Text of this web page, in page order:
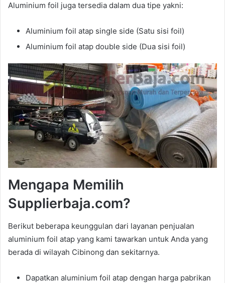
Aluminium foil juga tersedia dalam dua tipe yakni:
Aluminium foil atap single side (Satu sisi foil)
Aluminium foil atap double side (Dua sisi foil)
Mengapa Memilih
Supplierbaja.com?
Berikut beberapa keunggulan dari layanan penjualan
aluminium foil atap yang kami tawarkan untuk Anda yang
berada di wilayah Cibinong dan sekitarnya.
Dapatkan aluminium foil atap dengan harga pabrikan